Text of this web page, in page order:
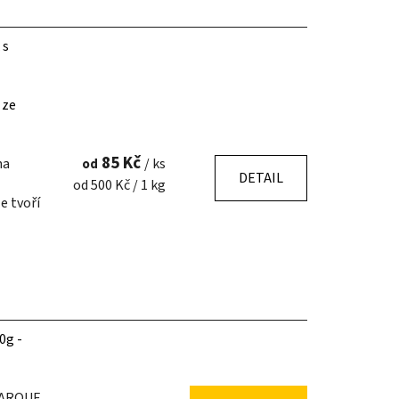
tvoří
od 85 Kč / ks
Měrná
od 500 Kč / 1 kg DETAIL
-